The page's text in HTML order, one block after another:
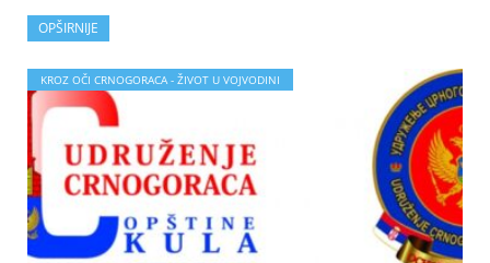
OPŠIRNIJE
KROZ OČI CRNOGORACA - ŽIVOT U VOJVODINI